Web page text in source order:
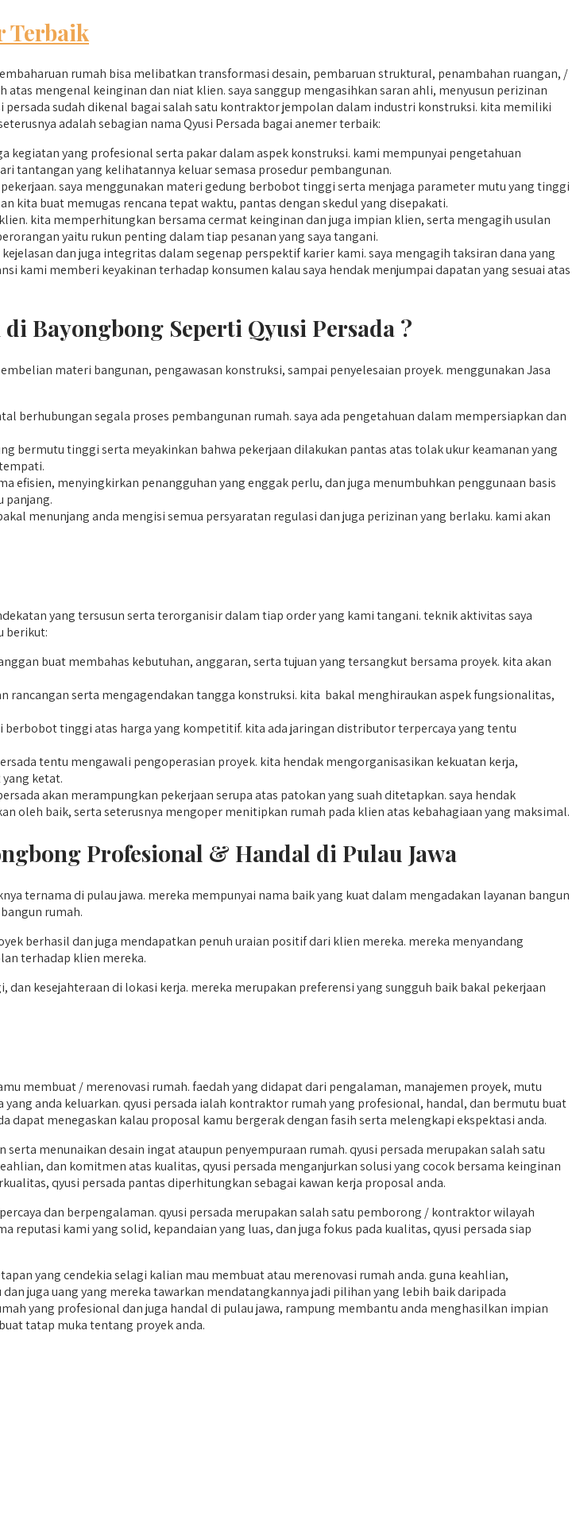
Terbaik
rumah bisa melibatkan transformasi desain, pembaruan struktural, penambahan ruangan, /
mengenal keinginan dan niat klien. saya sanggup mengasihkan saran ahli, menyusun perizinan
sudah dikenal bagai salah satu kontraktor jempolan dalam industri konstruksi. kita memiliki
adalah sebagian nama Qyusi Persada bagai anemer terbaik:
kegiatan yang profesional serta pakar dalam aspek konstruksi. kami mempunyai pengetahuan
tantangan yang kelihatannya keluar semasa prosedur pembangunan.
saya menggunakan materi gedung berbobot tinggi serta menjaga parameter mutu yang tinggi
buat memugas rencana tepat waktu, pantas dengan skedul yang disepakati.
kita memperhitungkan bersama cermat keinginan dan juga impian klien, serta mengagih usulan
yaitu rukun penting dalam tiap pesanan yang saya tangani.
dan juga integritas dalam segenap perspektif karier kami. saya mengagih taksiran dana yang
kami memberi keyakinan terhadap konsumen kalau saya hendak menjumpai dapatan yang sesuai atas
Bayongbong Seperti Qyusi Persada ?
materi bangunan, pengawasan konstruksi, sampai penyelesaian proyek. menggunakan Jasa
berhubungan segala proses pembangunan rumah. saya ada pengetahuan dalam mempersiapkan dan
bermutu tinggi serta meyakinkan bahwa pekerjaan dilakukan pantas atas tolak ukur keamanan yang
efisien, menyingkirkan penangguhan yang enggak perlu, dan juga menumbuhkan penggunaan basis
panjang.
menunjang anda mengisi semua persyaratan regulasi dan juga perizinan yang berlaku. kami akan
yang tersusun serta terorganisir dalam tiap order yang kami tangani. teknik aktivitas saya
berikut:
buat membahas kebutuhan, anggaran, serta tujuan yang tersangkut bersama proyek. kita akan
rancangan serta mengagendakan tangga konstruksi. kita bakal menghiraukan aspek fungsionalitas,
berbobot tinggi atas harga yang kompetitif. kita ada jaringan distributor terpercaya yang tentu
tentu mengawali pengoperasian proyek. kita hendak mengorganisasikan kekuatan kerja,
ketat.
akan merampungkan pekerjaan serupa atas patokan yang suah ditetapkan. saya hendak
oleh baik, serta seterusnya mengoper menitipkan rumah pada klien atas kebahagiaan yang maksimal.
Profesional & Handal di Pulau Jawa
ternama di pulau jawa. mereka mempunyai nama baik yang kuat dalam mengadakan layanan bangun
rumah.
berhasil dan juga mendapatkan penuh uraian positif dari klien mereka. mereka menyandang
terhadap klien mereka.
kesejahteraan di lokasi kerja. mereka merupakan preferensi yang sungguh baik bakal pekerjaan
membuat / merenovasi rumah. faedah yang didapat dari pengalaman, manajemen proyek, mutu
anda keluarkan. qyusi persada ialah kontraktor rumah yang profesional, handal, dan bermutu buat
dapat menegaskan kalau proposal kamu bergerak dengan fasih serta melengkapi ekspektasi anda.
menunaikan desain ingat ataupun penyempuraan rumah. qyusi persada merupakan salah satu
dan komitmen atas kualitas, qyusi persada menganjurkan solusi yang cocok bersama keinginan
qyusi persada pantas diperhitungkan sebagai kawan kerja proposal anda.
dan berpengalaman. qyusi persada merupakan salah satu pemborong / kontraktor wilayah
kami yang solid, kepandaian yang luas, dan juga fokus pada kualitas, qyusi persada siap
yang cendekia selagi kalian mau membuat atau merenovasi rumah anda. guna keahlian,
juga uang yang mereka tawarkan mendatangkannya jadi pilihan yang lebih baik daripada
yang profesional dan juga handal di pulau jawa, rampung membantu anda menghasilkan impian
tatap muka tentang proyek anda.